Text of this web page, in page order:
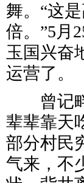
舞。“这
倍。”5月
玉国兴奋
运营了。
曾记畔
辈辈靠天
部分村民
气来，不